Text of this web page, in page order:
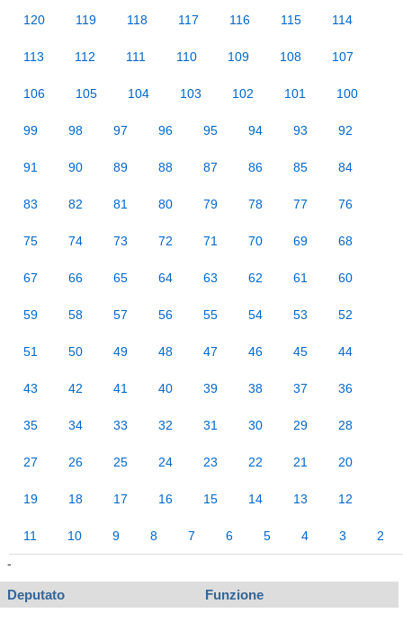
120 119 118 117 116 115 114
113 112 111 110 109 108 107
106 105 104 103 102 101 100
99 98 97 96 95 94 93 92
91 90 89 88 87 86 85 84
83 82 81 80 79 78 77 76
75 74 73 72 71 70 69 68
67 66 65 64 63 62 61 60
59 58 57 56 55 54 53 52
51 50 49 48 47 46 45 44
43 42 41 40 39 38 37 36
35 34 33 32 31 30 29 28
27 26 25 24 23 22 21 20
19 18 17 16 15 14 13 12
11 10 9 8 7 6 5 4 3
2
-
Deputato Funzione